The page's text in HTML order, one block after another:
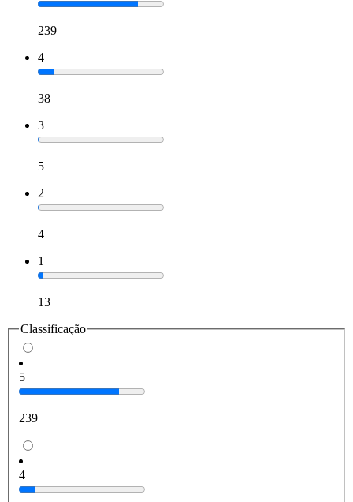
239
4
38
3
5
2
4
1
13
Classificação
5
239
4